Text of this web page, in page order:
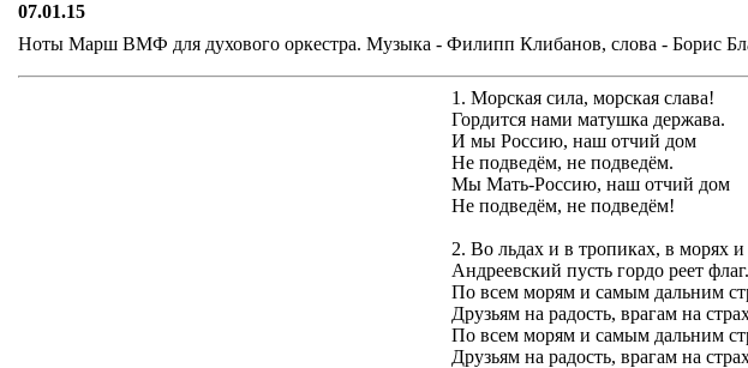
07.01.15
Ноты Марш ВМФ для духового оркестра. Музыка - Филипп Клибанов, слова - Борис
1. Морская сила, морская слава!
Гордится нами матушка держава.
И мы Россию, наш отчий дом
Не подведём, не подведём.
Мы Мать-Россию, наш отчий дом
Не подведём, не подведём!
2. Во льдах и в тропиках, в морях и
Андреевский пусть гордо реет флаг.
По всем морям и самым дальним
Друзьям на радость, врагам на
По всем морям и самым дальним
Друзьям на радость, врагам на